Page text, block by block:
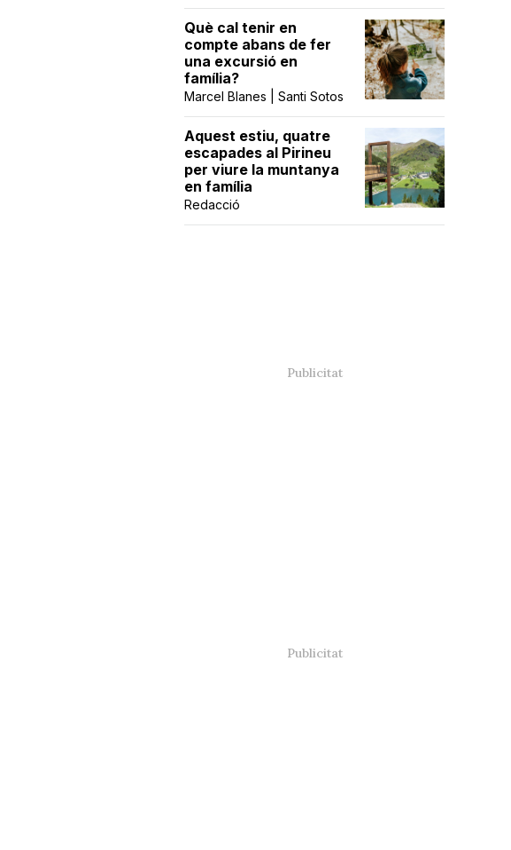
Què cal tenir en
compte abans de fer
una excursió en
família?
Marcel Blanes | Santi Sotos
Aquest estiu, quatre
escapades al Pirineu
per viure la muntanya
en família
Redacció